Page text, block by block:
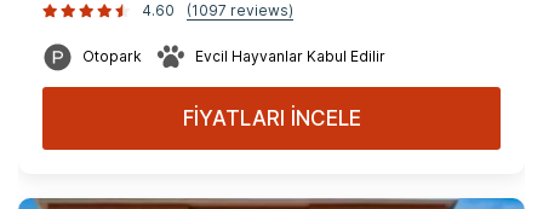
4.60
(1097 reviews)
Otopark Evcil Hayvanlar Kabul Edilir
FİYATLARI İNCELE